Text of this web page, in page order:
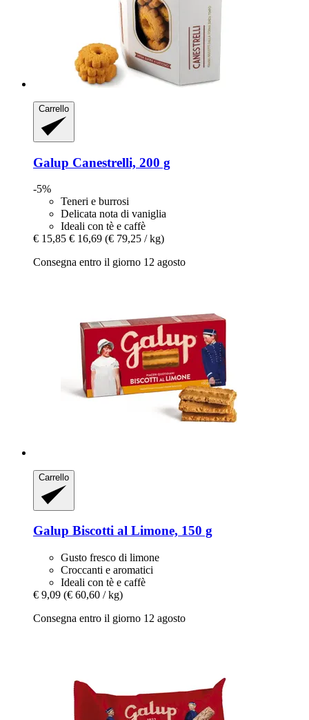
Carrello
Galup Canestrelli, 200 g
-5%
Teneri e burrosi
Delicata nota di vaniglia
Ideali con tè e caffè
€ 15,85 € 16,69 (€ 79,25 / kg)
Consegna entro il giorno 12 agosto
Carrello
Galup Biscotti al Limone, 150 g
Gusto fresco di limone
Croccanti e aromatici
Ideali con tè e caffè
€ 9,09 (€ 60,60 / kg)
Consegna entro il giorno 12 agosto